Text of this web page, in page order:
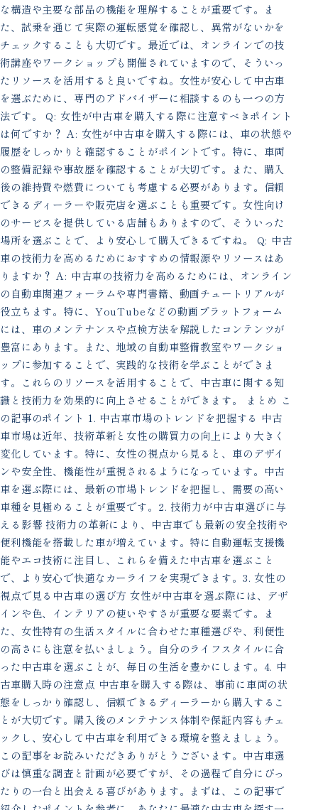
な構造や主要な部品の機能を理解することが重要です。ま
た、試乗を通じて実際の運転感覚を確認し、異常がないかを
チェックすることも大切です。最近では、オンラインでの技
術講座やワークショップも開催されていますので、そういっ
たリソースを活用すると良いですね。女性が安心して中古車
を選ぶために、専門のアドバイザーに相談するのも一つの方
法です。 Q: 女性が中古車を購入する際に注意すべきポイント
は何ですか？ A: 女性が中古車を購入する際には、車の状態や
履歴をしっかりと確認することがポイントです。特に、車両
の整備記録や事故歴を確認することが大切です。また、購入
後の維持費や燃費についても考慮する必要があります。信頼
できるディーラーや販売店を選ぶことも重要です。女性向け
のサービスを提供している店舗もありますので、そういった
場所を選ぶことで、より安心して購入できるですね。 Q: 中古
車の技術力を高めるためにおすすめの情報源やリソースはあ
りますか？ A: 中古車の技術力を高めるためには、オンライン
の自動車関連フォーラムや専門書籍、動画チュートリアルが
役立ちます。特に、YouTubeなどの動画プラットフォーム
には、車のメンテナンスや点検方法を解説したコンテンツが
豊富にあります。また、地域の自動車整備教室やワークショ
ップに参加することで、実践的な技術を学ぶことができま
す。これらのリソースを活用することで、中古車に関する知
識と技術力を効果的に向上させることができます。 まとめ こ
の記事のポイント 1. 中古車市場のトレンドを把握する 中古
車市場は近年、技術革新と女性の購買力の向上により大きく
変化しています。特に、女性の視点から見ると、車のデザイ
ンや安全性、機能性が重視されるようになっています。中古
車を選ぶ際には、最新の市場トレンドを把握し、需要の高い
車種を見極めることが重要です。2. 技術力が中古車選びに与
える影響 技術力の革新により、中古車でも最新の安全技術や
便利機能を搭載した車が増えています。特に自動運転支援機
能やエコ技術に注目し、これらを備えた中古車を選ぶこと
で、より安心で快適なカーライフを実現できます。3. 女性の
視点で見る中古車の選び方 女性が中古車を選ぶ際には、デザ
インや色、インテリアの使いやすさが重要な要素です。ま
た、女性特有の生活スタイルに合わせた車種選びや、利便性
の高さにも注意を払いましょう。自分のライフスタイルに合
った中古車を選ぶことが、毎日の生活を豊かにします。4. 中
古車購入時の注意点 中古車を購入する際は、事前に車両の状
態をしっかり確認し、信頼できるディーラーから購入するこ
とが大切です。購入後のメンテナンス体制や保証内容もチェ
ックし、安心して中古車を利用できる環境を整えましょう。
この記事をお読みいただきありがとうございます。中古車選
びは慎重な調査と計画が必要ですが、その過程で自分にぴっ
たりの一台と出会える喜びがあります。まずは、この記事で